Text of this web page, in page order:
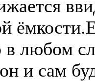
в любом
и сам